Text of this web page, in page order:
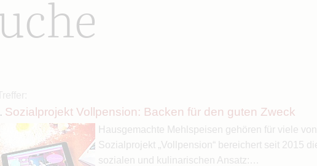
Sozialprojekt Vollpension: Backen für den guten Zweck
Hausgemachte Mehlspeisen gehören für viele
Sozialprojekt „Vollpension“ bereichert seit 2015
sozialen und kulinarischen Ansatz:…